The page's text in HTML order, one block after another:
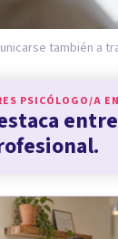
también a
PSICÓLOGO/A EN